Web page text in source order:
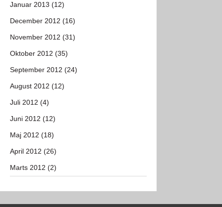
Januar 2013 (12)
December 2012 (16)
November 2012 (31)
Oktober 2012 (35)
September 2012 (24)
August 2012 (12)
Juli 2012 (4)
Juni 2012 (12)
Maj 2012 (18)
April 2012 (26)
Marts 2012 (2)